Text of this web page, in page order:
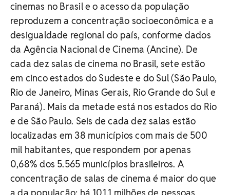
cinemas no Brasil e o acesso da população
reproduzem a concentração socioeconômica e a
desigualdade regional do país, conforme dados
da Agência Nacional de Cinema (Ancine). De
cada dez salas de cinema no Brasil, sete estão
em cinco estados do Sudeste e do Sul (São Paulo,
Rio de Janeiro, Minas Gerais, Rio Grande do Sul e
Paraná). Mais da metade está nos estados do Rio
e de São Paulo. Seis de cada dez salas estão
localizadas em 38 municípios com mais de 500
mil habitantes, que respondem por apenas
0,68% dos 5.565 municípios brasileiros. A
concentração de salas de cinema é maior do que